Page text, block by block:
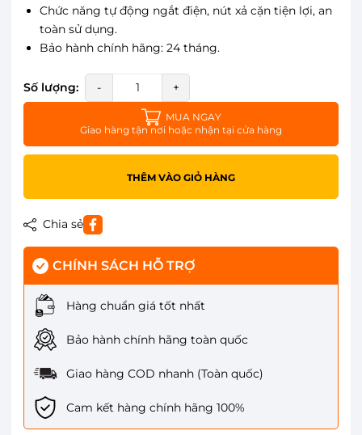
Chức năng tự động ngắt điện, nút xả cặn tiện lợi, an
toàn sử dụng.
Bảo hành chính hãng: 24 tháng.
Số lượng: - +
MUA NGAY
Giao hàng tận nơi hoặc nhận tại cửa hàng
THÊM VÀO GIỎ HÀNG
Chia sẻ
CHÍNH SÁCH HỖ TRỢ
Hàng chuẩn giá tốt nhất
Bảo hành chính hãng toàn quốc
Giao hàng COD nhanh (Toàn quốc)
Cam kết hàng chính hãng 100%